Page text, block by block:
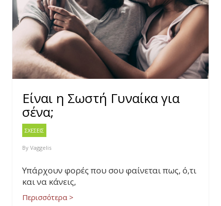
Είναι η Σωστή Γυναίκα για
σένα;
ΣΧΕΣΕΙΣ
By Vaggelis
Υπάρχουν φορές που σου φαίνεται πως, ό,τι
και να κάνεις,
Περισσότερα >